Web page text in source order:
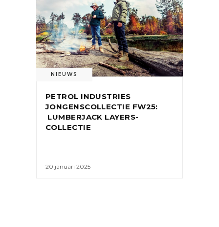
NIEUWS
PETROL INDUSTRIES
JONGENSCOLLECTIE FW25:
LUMBERJACK LAYERS-
COLLECTIE
20 januari 2025